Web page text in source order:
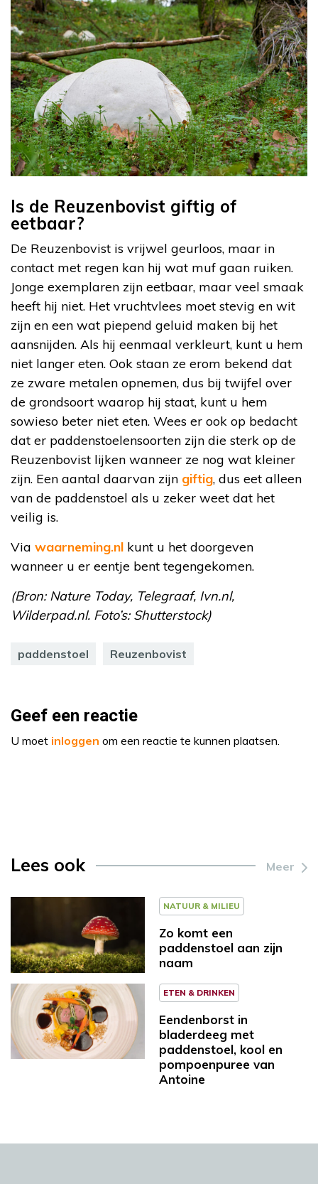
Is de Reuzenbovist giftig of
eetbaar?
De Reuzenbovist is vrijwel geurloos, maar in
contact met regen kan hij wat muf gaan ruiken.
Jonge exemplaren zijn eetbaar, maar veel smaak
heeft hij niet. Het vruchtvlees moet stevig en wit
zijn en een wat piepend geluid maken bij het
aansnijden. Als hij eenmaal verkleurt, kunt u hem
niet langer eten. Ook staan ze erom bekend dat
ze zware metalen opnemen, dus bij twijfel over
de grondsoort waarop hij staat, kunt u hem
sowieso beter niet eten. Wees er ook op bedacht
dat er paddenstoelensoorten zijn die sterk op de
Reuzenbovist lijken wanneer ze nog wat kleiner
zijn. Een aantal daarvan zijn giftig, dus eet alleen
van de paddenstoel als u zeker weet dat het
veilig is.
Via waarneming.nl kunt u het doorgeven
wanneer u er eentje bent tegengekomen.
(Bron: Nature Today, Telegraaf, Ivn.nl,
Wilderpad.nl. Foto’s: Shutterstock)
paddenstoel Reuzenbovist
Geef een reactie
U moet inloggen om een reactie te kunnen plaatsen.
Lees ook Meer
NATUUR & MILIEU
Zo komt een
paddenstoel aan zijn
naam
ETEN & DRINKEN
Eendenborst in
bladerdeeg met
paddenstoel, kool en
pompoenpuree van
Antoine